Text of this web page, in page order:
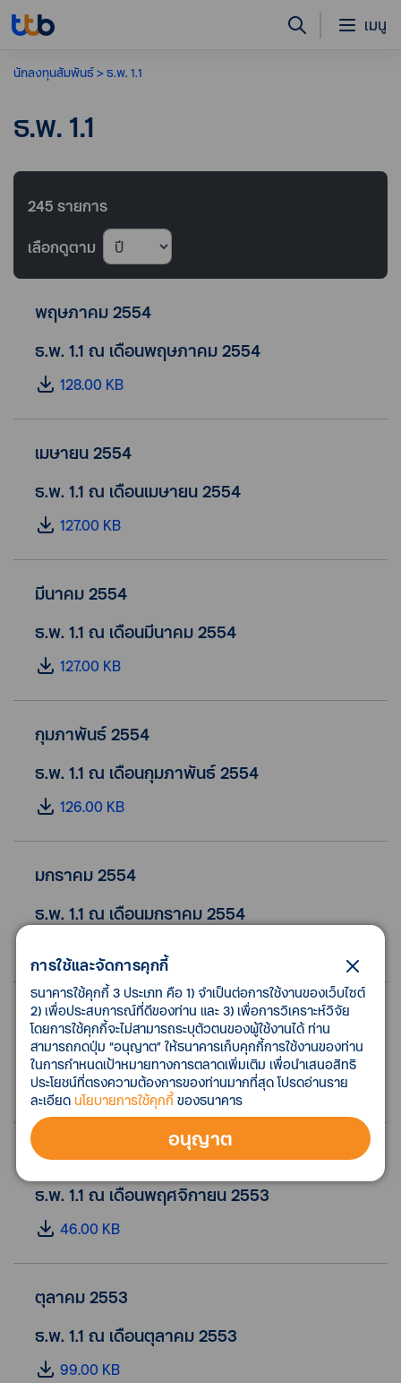
เมนู
นักลงทุนสัมพันธ์ ธ.พ. 1.1
ธ.พ. 1.1
245 รายการ
เลือกดูตาม
พฤษภาคม 2554
ธ.พ. 1.1 ณ เดือนพฤษภาคม 2554
128.00 KB
เมษายน 2554
ธ.พ. 1.1 ณ เดือนเมษายน 2554
127.00 KB
มีนาคม 2554
ธ.พ. 1.1 ณ เดือนมีนาคม 2554
127.00 KB
กุมภาพันธ์ 2554
ธ.พ. 1.1 ณ เดือนกุมภาพันธ์ 2554
126.00 KB
มกราคม 2554
ธ.พ. 1.1 ณ เดือนมกราคม 2554
ธันวาคม 2553
ธ.พ. 1.1 ณ เดือนธันวาคม 2553
99.00 KB
พฤศจิกายน 2553
ธ.พ. 1.1 ณ เดือนพฤศจิกายน 2553
46.00 KB
ตุลาคม 2553
ธ.พ. 1.1 ณ เดือนตุลาคม 2553
99.00 KB
การใช้และจัดการคุกกี้
ธนาคารใช้คุกกี้ 3 ประเภท คือ 1) จำเป็นต่อการใช้งานของเว็บไซต์
2) เพื่อประสบการณ์ที่ดีของท่าน และ 3) เพื่อการวิเคราะห์วิจัย
โดยการใช้คุกกี้จะไม่สามารถระบุตัวตนของผู้ใช้งานได้ ท่าน
สามารถกดปุ่ม “อนุญาต” ให้ธนาคารเก็บคุกกี้การใช้งานของท่าน
ในการกำหนดเป้าหมายทางการตลาดเพิ่มเติม เพื่อนำเสนอสิทธิ
ประโยชน์ที่ตรงความต้องการของท่านมากที่สุด โปรดอ่านราย
ละเอียด นโยบายการใช้คุกกี้ของธนาคาร
อนุญาต